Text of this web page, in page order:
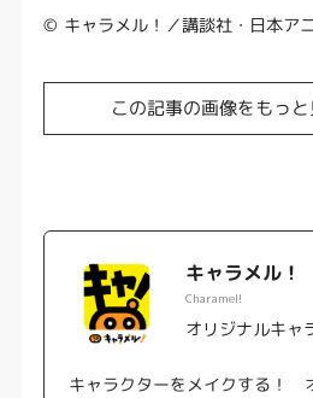
© キャラメル！／講談社・日本ア
この記事の画像をもっと
キャラメル！
Charamel!
オリジナルキャ
キャラクターをメイクする！